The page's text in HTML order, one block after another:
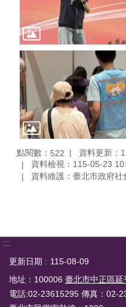
點閱數： 522
資料更新：
資料檢視：115-05-23
資料維護：臺北市政府社
:::
更新日期
115-08-09
地址：100006 臺北市中正區延
電話:02-23615295 傳真：02-